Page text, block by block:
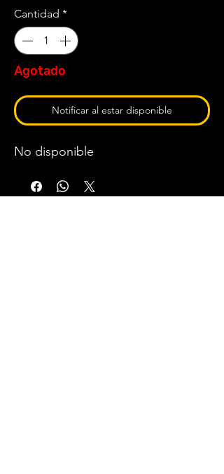
Cantidad *
Agotado
Notificar al estar disponible
No disponible